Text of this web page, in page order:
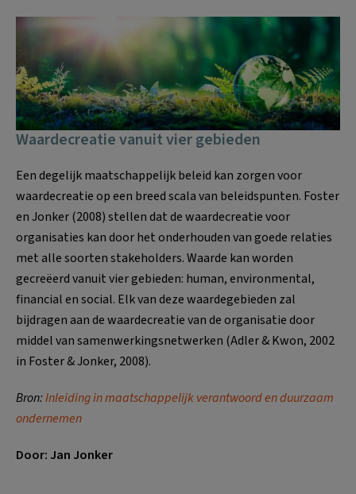
Waardecreatie vanuit vier gebieden
Een degelijk maatschappelijk beleid kan zorgen voor
waardecreatie op een breed scala van beleidspunten. Foster
en Jonker (2008) stellen dat de waardecreatie voor
organisaties kan door het onderhouden van goede relaties
met alle soorten stakeholders. Waarde kan worden
gecreëerd vanuit vier gebieden: human, environmental,
financial en social. Elk van deze waardegebieden zal
bijdragen aan de waardecreatie van de organisatie door
middel van samenwerkingsnetwerken (Adler & Kwon, 2002
in Foster & Jonker, 2008).
Bron:Inleiding in maatschappelijk verantwoord en duurzaam
ondernemen
Door: Jan Jonker